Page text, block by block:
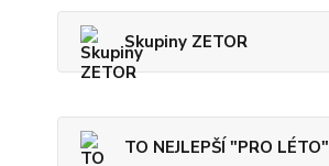
Skupiny ZETOR
TO NEJLEPŠÍ "PRO LÉTO"